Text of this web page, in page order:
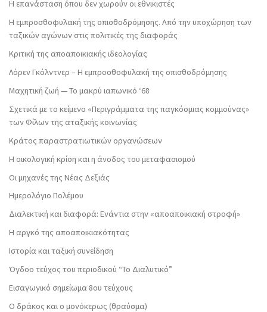
Η επανάσταση όπου δεν χωρούν οι εθνικιστές
Η εμπροσθοφυλακή της οπισθοδρόμησης. Από την υποχώρηση των
ταξικών αγώνων στις πολιτικές της διαφοράς
Κριτική της αποαποικιακής ιδεολογίας
Λόρεν Γκόλντνερ – Η εμπροσθοφυλακή της οπισθοδρόμησης
Μαχητική ζωή — Το μακρύ ιαπωνικό ‘68
Σχετικά με το κείμενο «Περιγράμματα της παγκόσμιας κομμούνας»
των Φίλων της αταξικής κοινωνίας
Κράτος παραστρατιωτικών οργανώσεων
Η οικολογική κρίση και η άνοδος του μεταφασισμού
Οι μηχανές της Νέας Δεξιάς
Ημερολόγιο Πολέμου
Διαλεκτική και διαφορά: Ενάντια στην «αποαποικιακή στροφή»
Η αργκό της αποαποικιακότητας
Ιστορία και ταξική συνείδηση
Όγδοο τεύχος του περιοδικού “Το Διαλυτικό”
Εισαγωγικό σημείωμα 8ου τεύχους
Ο δράκος και ο μονόκερως (θραύσμα)